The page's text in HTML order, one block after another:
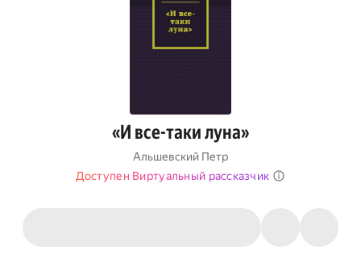
«И все-таки луна»
Альшевский Петр
Доступен Виртуальный рассказчик